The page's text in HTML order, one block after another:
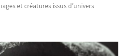
et créatures issus d’univers